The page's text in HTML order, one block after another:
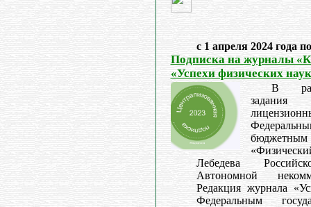
с 1 апреля 2024 года
Подписка на журналы
«Успехи физических
В
Лебедева
Автономной
Редакция журнала
Федеральным